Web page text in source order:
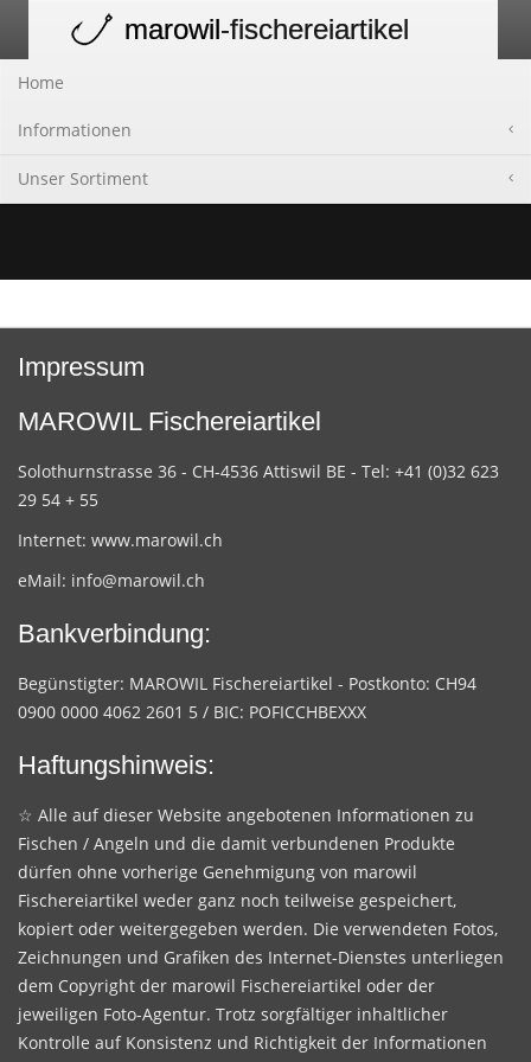
navigation
marowil-fischereiartikel
Home
Informationen
Unser Sortiment
Impressum
MAROWIL Fischereiartikel
Solothurnstrasse 36 - CH-4536 Attiswil BE - Tel: +41 (0)32 623
29 54 + 55
Internet: www.marowil.ch
eMail: info@marowil.ch
Bankverbindung:
Begünstigter: MAROWIL Fischereiartikel - Postkonto: CH94
0900 0000 4062 2601 5 / BIC: POFICCHBEXXX
Haftungshinweis:
☆ Alle auf dieser Website angebotenen Informationen zu
Fischen / Angeln und die damit verbundenen Produkte
dürfen ohne vorherige Genehmigung von marowil
Fischereiartikel weder ganz noch teilweise gespeichert,
kopiert oder weitergegeben werden. Die verwendeten Fotos,
Zeichnungen und Grafiken des Internet-Dienstes unterliegen
dem Copyright der marowil Fischereiartikel oder der
jeweiligen Foto-Agentur. Trotz sorgfältiger inhaltlicher
Kontrolle auf Konsistenz und Richtigkeit der Informationen